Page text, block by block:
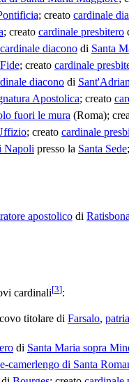
; creato cardinale
; creato cardinale presbitero
cardinale diacono di Santa
; creato cardinale
diacono di
Apostolica; creato
fuori le mura (Roma);
; creato cardinale
Napoli presso la Santa Sede
apostolico di Ratisbona
cardinali[3]:
titolare di Farsalo,
di Santa Maria sopra
camerlengo di Santa